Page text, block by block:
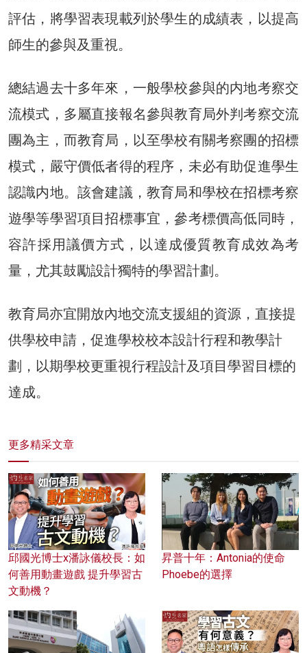
評估，將學習表現載列於學生的成績表，以提高
師生的參與及重視。
總結過去十多年來，一般學校參與的内地考察交
流模式，多屬直接報名參與教育局外判考察交流
團為主，而教育局，以至學校有關考察團的招標
模式，嚴守價低者得的程序，未必有助促進學生
認識内地。該會建議，教育局和學校在招標考察
遊學等學習項目招標事宜，參考標價高低同時，
容許採用議價方式，以達成優質教育成效為考
量，尤其鼓勵設計獨特的學習計劃。
教育局亦宜開放內地交流支援組的資源，直接提
供學校申請，促進學校校本設計行程和教學計
劃，以期學校更重視行程設計及項目學習目標的
達成。
更多精采文章
邱國光博士x潘詠儀校長：如
何善用動畫遊戲 提升學習古
文動機？
昇普十年：Antonia的使命
Phoebe的選擇